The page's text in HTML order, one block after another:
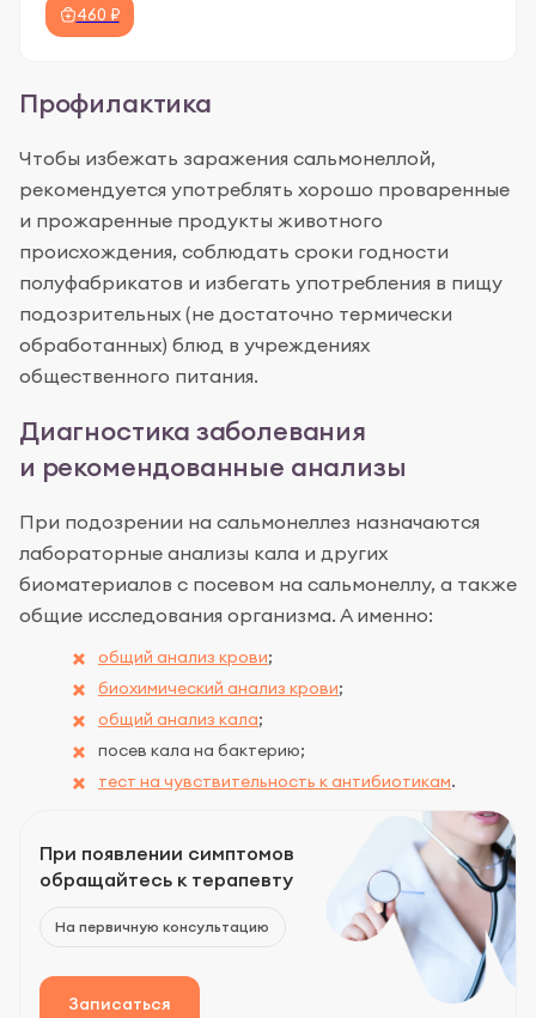
460 ₽
Профилактика
Чтобы избежать заражения сальмонеллой,
рекомендуется употреблять хорошо проваренные
и прожаренные продукты животного
происхождения, соблюдать сроки годности
полуфабрикатов и избегать употребления в пищу
подозрительных (не достаточно термически
обработанных) блюд в учреждениях
общественного питания.
Диагностика заболевания
и рекомендованные анализы
При подозрении на сальмонеллез назначаются
лабораторные анализы кала и других
биоматериалов с посевом на сальмонеллу, а также
общие исследования организма. А именно:
общий анализ крови;
биохимический анализ крови;
общий анализ кала;
посев кала на бактерию;
тест на чувствительность к антибиотикам.
При появлении симптомов
обращайтесь к терапевту
На первичную консультацию
Записаться